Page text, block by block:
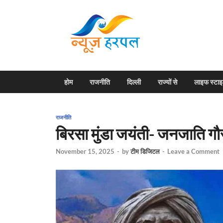
होम राजनीति दिल्ली राज्यों से लाइफ
राजनीति
बिरसा मुंडा जयंती- जनजाति
November 15, 2025 - byटीम डिजिटल - Leave a Comment